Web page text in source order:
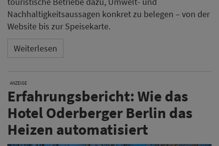
Nachhaltigkeitsaussagen konkret zu belegen – von der
Website bis zur Speisekarte.
Weiterlesen
ANZEIGE
Erfahrungsbericht: Wie das
Hotel Oderberger Berlin das
Heizen automatisiert